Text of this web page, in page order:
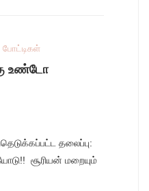
போட்டிகள்
உண்டோ
தலைப்பு:
சூரியன் மறையும்